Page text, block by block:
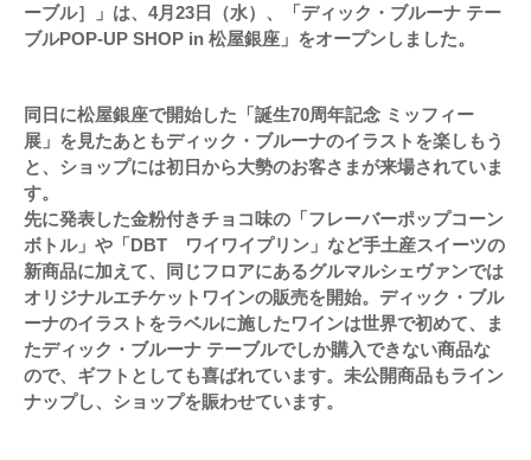
ーブル］」は、4月23日（水）、「ディック・ブルーナ テー
ブルPOP-UP SHOP in 松屋銀座」をオープンしました。
同日に松屋銀座で開始した「誕生70周年記念 ミッフィー
展」を見たあともディック・ブルーナのイラストを楽しもう
と、ショップには初日から大勢のお客さまが来場されていま
す。
先に発表した金粉付きチョコ味の「フレーバーポップコーン
ボトル」や「DBT ワイワイプリン」など手土産スイーツの
新商品に加えて、同じフロアにあるグルマルシェヴァンでは
オリジナルエチケットワインの販売を開始。ディック・ブル
ーナのイラストをラベルに施したワインは世界で初めて、ま
たディック・ブルーナ テーブルでしか購入できない商品な
ので、ギフトとしても喜ばれています。未公開商品もライン
ナップし、ショップを賑わせています。